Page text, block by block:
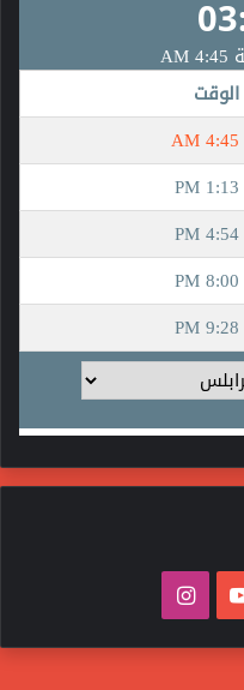
يوتيوبانستقرام